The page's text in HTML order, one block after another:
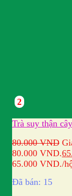
2
Trà suy thận
80.000VND
80.000 VND.
65.000 VND./
Đã bán: 15